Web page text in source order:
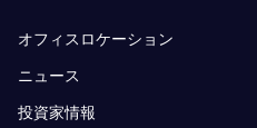
オフィスロケーション
ニュース
投資家情報